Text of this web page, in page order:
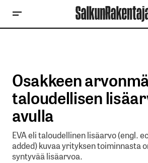
Osakkeen
taloudellisen
avulla
EVA eli taloudellinen lisäarvo (engl.
added) kuvaa yrityksen toiminnasta
syntyvää lisäarvoa.